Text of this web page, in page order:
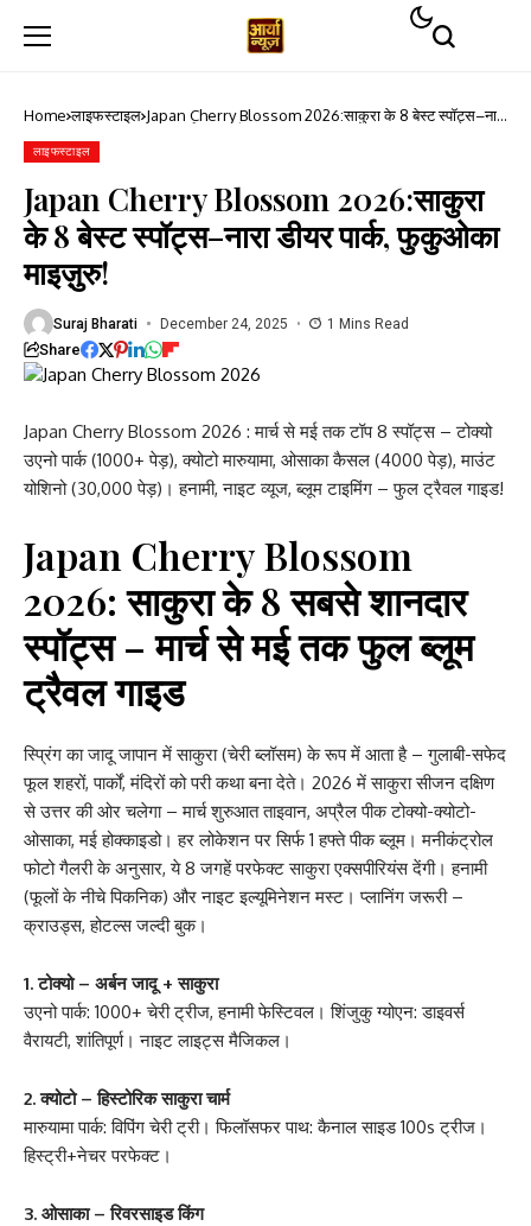
Home लाइफस्टाइल Japan Cherry Blossom 2026:साकुरा के 8 बेस्ट स्पॉट्स–नारा
लाइफस्टाइल
Japan Cherry Blossom 2026:साकुरा
के 8 बेस्ट स्पॉट्स–नारा डीयर पार्क, फुकुओका
माइज़ुरु!
Suraj Bharati December 24, 2025 1 Mins Read
Share
Japan Cherry Blossom 2026 : मार्च से मई तक टॉप 8 स्पॉट्स – टोक्यो
उएनो पार्क (1000+ पेड़), क्योटो मारुयामा, ओसाका कैसल (4000 पेड़), माउंट
योशिनो (30,000 पेड़)। हनामी, नाइट व्यूज, ब्लूम टाइमिंग – फुल ट्रैवल गाइड!
Japan Cherry Blossom
2026: साकुरा के 8 सबसे शानदार
स्पॉट्स – मार्च से मई तक फुल ब्लूम
ट्रैवल गाइड
स्प्रिंग का जादू जापान में साकुरा (चेरी ब्लॉसम) के रूप में आता है – गुलाबी-सफेद
फूल शहरों, पार्कों, मंदिरों को परी कथा बना देते। 2026 में साकुरा सीजन दक्षिण
से उत्तर की ओर चलेगा – मार्च शुरुआत ताइवान, अप्रैल पीक टोक्यो-क्योटो-
ओसाका, मई होक्काइडो। हर लोकेशन पर सिर्फ 1 हफ्ते पीक ब्लूम। मनीकंट्रोल
फोटो गैलरी के अनुसार, ये 8 जगहें परफेक्ट साकुरा एक्सपीरियंस देंगी। हनामी
(फूलों के नीचे पिकनिक) और नाइट इल्यूमिनेशन मस्ट। प्लानिंग जरूरी –
क्राउड्स, होटल्स जल्दी बुक।
1. टोक्यो – अर्बन जादू + साकुरा
उएनो पार्क: 1000+ चेरी ट्रीज, हनामी फेस्टिवल। शिंजुकु ग्योएन: डाइवर्स
वैरायटी, शांतिपूर्ण। नाइट लाइट्स मैजिकल।
2. क्योटो – हिस्टोरिक साकुरा चार्म
मारुयामा पार्क: विपिंग चेरी ट्री। फिलॉसफर पाथ: कैनाल साइड 100s ट्रीज।
हिस्ट्री+नेचर परफेक्ट।
3. ओसाका – रिवरसाइड किंग